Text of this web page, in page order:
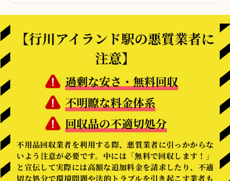
【行川アイランド駅の悪質業者に
注意】
過剰な安さ・無料回収
不明瞭な料金体系
回収品の不適切処分
不用品回収業者を利用する際、悪質業者に引っかからな
いよう注意が必要です。中には「無料で回収します！」
と宣伝して実際には高額な追加料金を請求したり、不適
切な処分で環境問題や法的トラブルを引き起こす業者も